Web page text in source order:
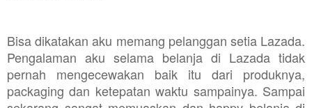
Bisa dikatakan aku memang pelanggan setia Lazada.
Pengalaman aku selama belanja di Lazada tidak
pernah mengecewakan baik itu dari produknya,
packaging dan ketepatan waktu sampainya. Sampai